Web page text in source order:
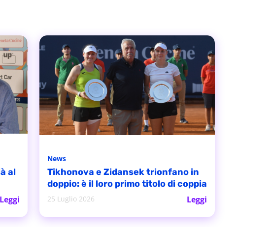
al
Leggi
News
Tikhonova e Zidansek trionfano in
doppio: è il loro primo titolo di coppia
25 Luglio 2026 Leggi